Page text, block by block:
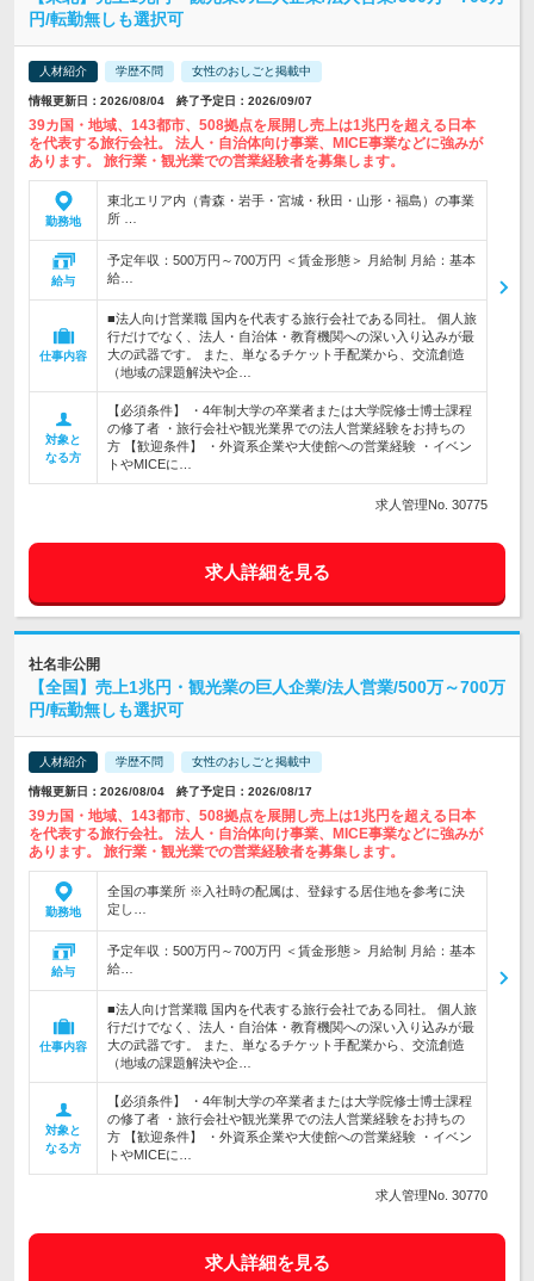
円/転勤無しも選択可
人材紹介 学歴不問 女性のおしごと掲載中
情報更新日：2026/08/04 終了予定日：2026/09/07
39カ国・地域、143都市、508拠点を展開し売上は1兆円を超える日本
を代表する旅行会社。 法人・自治体向け事業、MICE事業などに強みが
あります。 旅行業・観光業での営業経験者を募集します。
勤務地
東北エリア内（青森・岩手・宮城・秋田・山形・福島）の事業
所 …
給与
予定年収：500万円～700万円 ＜賃金形態＞ 月給制 月給：基本
給…
仕事内容
■法人向け営業職 国内を代表する旅行会社である同社。 個人旅
行だけでなく、法人・自治体・教育機関への深い入り込みが最
大の武器です。 また、単なるチケット手配業から、交流創造
（地域の課題解決や企…
対象と
なる方
【必須条件】 ・4年制大学の卒業者または大学院修士博士課程
の修了者 ・旅行会社や観光業界での法人営業経験をお持ちの
方 【歓迎条件】 ・外資系企業や大使館への営業経験 ・イベン
トやMICEに…
求人管理No. 30775
求人詳細を見る
社名非公開
【全国】売上1兆円・観光業の巨人企業/法人営業/500万～700万
円/転勤無しも選択可
人材紹介 学歴不問 女性のおしごと掲載中
情報更新日：2026/08/04 終了予定日：2026/08/17
39カ国・地域、143都市、508拠点を展開し売上は1兆円を超える日本
を代表する旅行会社。 法人・自治体向け事業、MICE事業などに強みが
あります。 旅行業・観光業での営業経験者を募集します。
勤務地
全国の事業所 ※入社時の配属は、登録する居住地を参考に決
定し…
給与
予定年収：500万円～700万円 ＜賃金形態＞ 月給制 月給：基本
給…
仕事内容
■法人向け営業職 国内を代表する旅行会社である同社。 個人旅
行だけでなく、法人・自治体・教育機関への深い入り込みが最
大の武器です。 また、単なるチケット手配業から、交流創造
（地域の課題解決や企…
対象と
なる方
【必須条件】 ・4年制大学の卒業者または大学院修士博士課程
の修了者 ・旅行会社や観光業界での法人営業経験をお持ちの
方 【歓迎条件】 ・外資系企業や大使館への営業経験 ・イベン
トやMICEに…
求人管理No. 30770
求人詳細を見る